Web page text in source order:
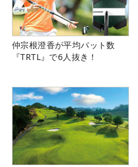
仲宗根澄香が平均パット数
『TRTL』で6人抜き！